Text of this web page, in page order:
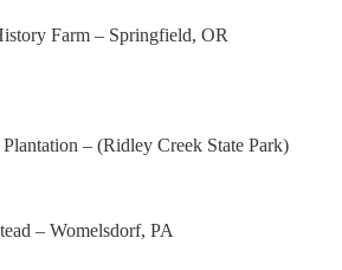
Farm – Springfield, OR
– (Ridley Creek State Park)
– Womelsdorf, PA